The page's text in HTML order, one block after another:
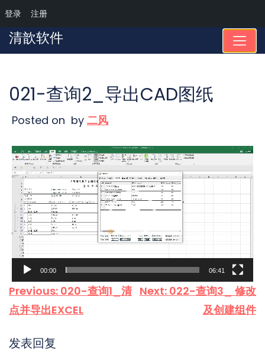
登录 注册
Skip
to
清歆软件
021-查询2_导出CAD图纸
Posted on by 二风
视
频
播
放
器
00:00 06:41
文
章
航
Previous: 020-查询1_清
点并导出EXCEL
Next: 022-查询3_ 修改
及创建组件
发表回复